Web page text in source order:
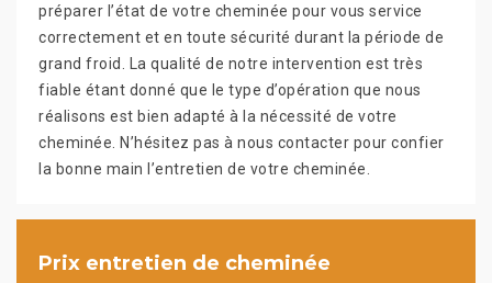
préparer l’état de votre cheminée pour vous service
correctement et en toute sécurité durant la période de
grand froid. La qualité de notre intervention est très
fiable étant donné que le type d’opération que nous
réalisons est bien adapté à la nécessité de votre
cheminée. N’hésitez pas à nous contacter pour confier
la bonne main l’entretien de votre cheminée.
Prix entretien de cheminée